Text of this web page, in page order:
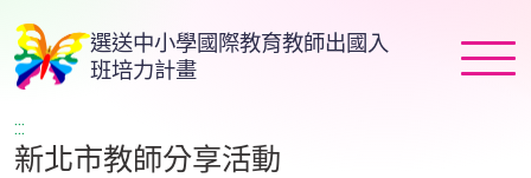
跳
到
主
內
容
選送中小學國際教育教師出國入
班培力計畫
:::
新北市教師分享活動